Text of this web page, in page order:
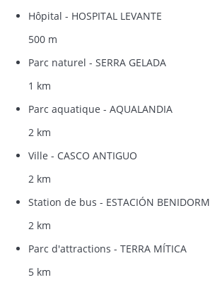
Hôpital - HOSPITAL LEVANTE
500 m
Parc naturel - SERRA GELADA
1 km
Parc aquatique - AQUALANDIA
2 km
Ville - CASCO ANTIGUO
2 km
Station de bus - ESTACIÓN BENIDORM
2 km
Parc d'attractions - TERRA MÍTICA
5 km